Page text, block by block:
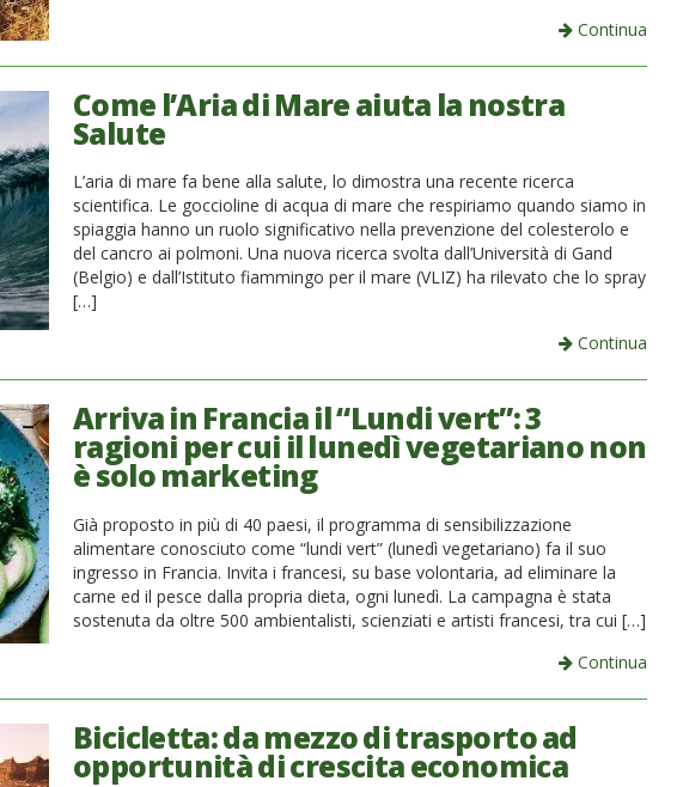
Continua
Come l’Aria di Mare aiuta la nostra
Salute
L’aria di mare fa bene alla salute, lo dimostra una recente ricerca
scientifica. Le goccioline di acqua di mare che respiriamo quando siamo in
spiaggia hanno un ruolo significativo nella prevenzione del colesterolo e
del cancro ai polmoni. Una nuova ricerca svolta dall’Università di Gand
(Belgio) e dall’Istituto fiammingo per il mare (VLIZ) ha rilevato che lo spray
[…]
Continua
Arriva in Francia il “Lundi vert”: 3
ragioni per cui il lunedì vegetariano non
è solo marketing
Già proposto in più di 40 paesi, il programma di sensibilizzazione
alimentare conosciuto come “lundi vert” (lunedì vegetariano) fa il suo
ingresso in Francia. Invita i francesi, su base volontaria, ad eliminare la
carne ed il pesce dalla propria dieta, ogni lunedì. La campagna è stata
sostenuta da oltre 500 ambientalisti, scienziati e artisti francesi, tra cui […]
Continua
Bicicletta: da mezzo di trasporto ad
opportunità di crescita economica